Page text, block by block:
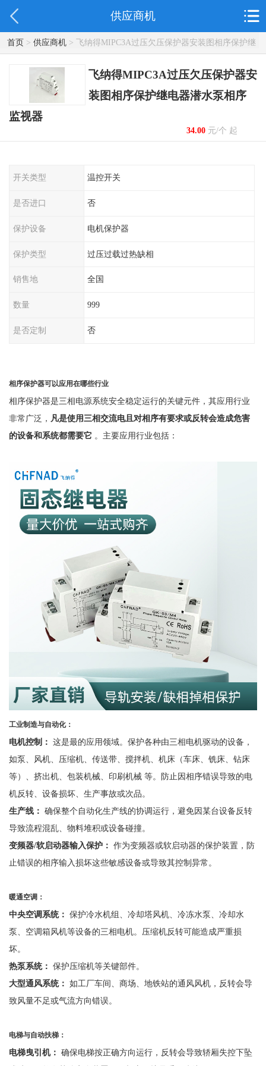
供应商机
首页> 供应商机> 飞纳得MIPC3A过压欠压保护器安装图相序保护继
电器潜水泵相序监视器
飞纳得MIPC3A过压欠压保护器安
装图相序保护继电器潜水泵相序
监视器
34.00元/个 起
开关类型 温控开关
是否进口 否
保护设备 电机保护器
保护类型 过压过载过热缺相
销售地 全国
数量 999
是否定制 否
相序保护器可以应用在哪些行业
相序保护器是三相电源系统安全稳定运行的关键元件，其应用行业
非常广泛， 凡是使用三相交流电且对相序有要求或反转会造成危害
的设备和系统都需要它 。主要应用行业包括：
工业制造与自动化：
电机控制： 这是最的应用领域。保护各种由三相电机驱动的设备，
如泵、风机、压缩机、传送带、搅拌机、机床（车床、铣床、钻床
等）、挤出机、包装机械、印刷机械 等。防止因相序错误导致的电
机反转、设备损坏、生产事故或次品。
生产线： 确保整个自动化生产线的协调运行，避免因某台设备反转
导致流程混乱、物料堆积或设备碰撞。
变频器/软启动器输入保护： 作为变频器或软启动器的保护装置，防
止错误的相序输入损坏这些敏感设备或导致其控制异常。
暖通空调：
中央空调系统： 保护冷水机组、冷却塔风机、冷冻水泵、冷却水
泵、空调箱风机等设备的三相电机。压缩机反转可能造成严重损
坏。
热泵系统： 保护压缩机等关键部件。
大型通风系统： 如工厂车间、商场、地铁站的通风风机，反转会导
致风量不足或气流方向错误。
电梯与自动扶梯：
电梯曳引机： 确保电梯按正确方向运行，反转会导致轿厢失控下坠